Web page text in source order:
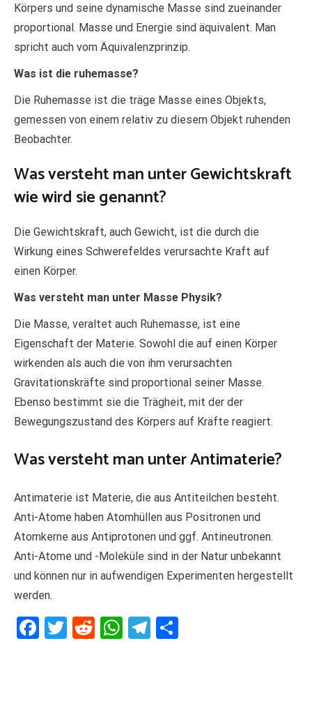
Körpers und seine dynamische Masse sind zueinander
proportional. Masse und Energie sind äquivalent. Man
spricht auch vom Äquivalenzprinzip.
Was ist die ruhemasse?
Die Ruhemasse ist die träge Masse eines Objekts,
gemessen von einem relativ zu diesem Objekt ruhenden
Beobachter.
Was versteht man unter Gewichtskraft
wie wird sie genannt?
Die Gewichtskraft, auch Gewicht, ist die durch die
Wirkung eines Schwerefeldes verursachte Kraft auf
einen Körper.
Was versteht man unter Masse Physik?
Die Masse, veraltet auch Ruhemasse, ist eine
Eigenschaft der Materie. Sowohl die auf einen Körper
wirkenden als auch die von ihm verursachten
Gravitationskräfte sind proportional seiner Masse.
Ebenso bestimmt sie die Trägheit, mit der der
Bewegungszustand des Körpers auf Kräfte reagiert.
Was versteht man unter Antimaterie?
Antimaterie ist Materie, die aus Antiteilchen besteht.
Anti-Atome haben Atomhüllen aus Positronen und
Atomkerne aus Antiprotonen und ggf. Antineutronen.
Anti-Atome und -Moleküle sind in der Natur unbekannt
und können nur in aufwendigen Experimenten hergestellt
werden.
Facebook
Twitter
RedditWhatsApp
Telegram